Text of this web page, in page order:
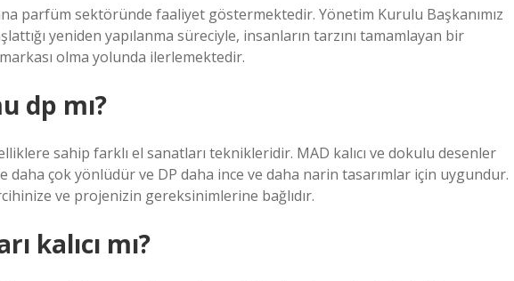
parfüm sektöründe faaliyet göstermektedir. Yönetim Kurulu Başkanımız
yeniden yapılanma süreciyle, insanların tarzını tamamlayan bir
olma yolunda ilerlemektedir.
dp mı?
sahip farklı el sanatları teknikleridir. MAD kalıcı ve dokulu desenler
daha çok yönlüdür ve DP daha ince ve daha narin tasarımlar için uygundur.
ve projenizin gereksinimlerine bağlıdır.
kalıcı mı?